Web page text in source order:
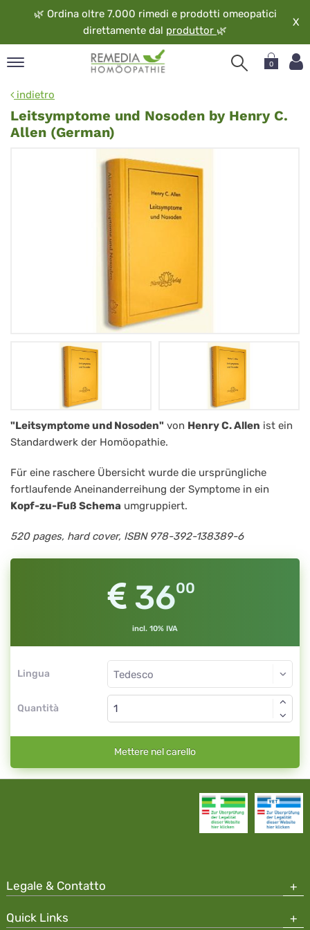
🌿 Ordina oltre 7.000 rimedi e prodotti omeopatici
direttamente dal produttor 🌿
X
0
indietro
Leitsymptome und Nosoden by Henry C.
Allen (German)
Leitsymptome
und
Nosoden
"Leitsymptome und Nosoden" von Henry C. Allen ist ein
Standardwerk der Homöopathie.
Für eine raschere Übersicht wurde die ursprüngliche
fortlaufende Aneinanderreihung der Symptome in ein
Kopf-zu-Fuß Schema umgruppiert.
520 pages, hard cover, ISBN 978-392-138389-6
3600
incl. 10% IVA
Lingua
Quantità
Mettere nel carello
Legale & Contatto
Quick Links